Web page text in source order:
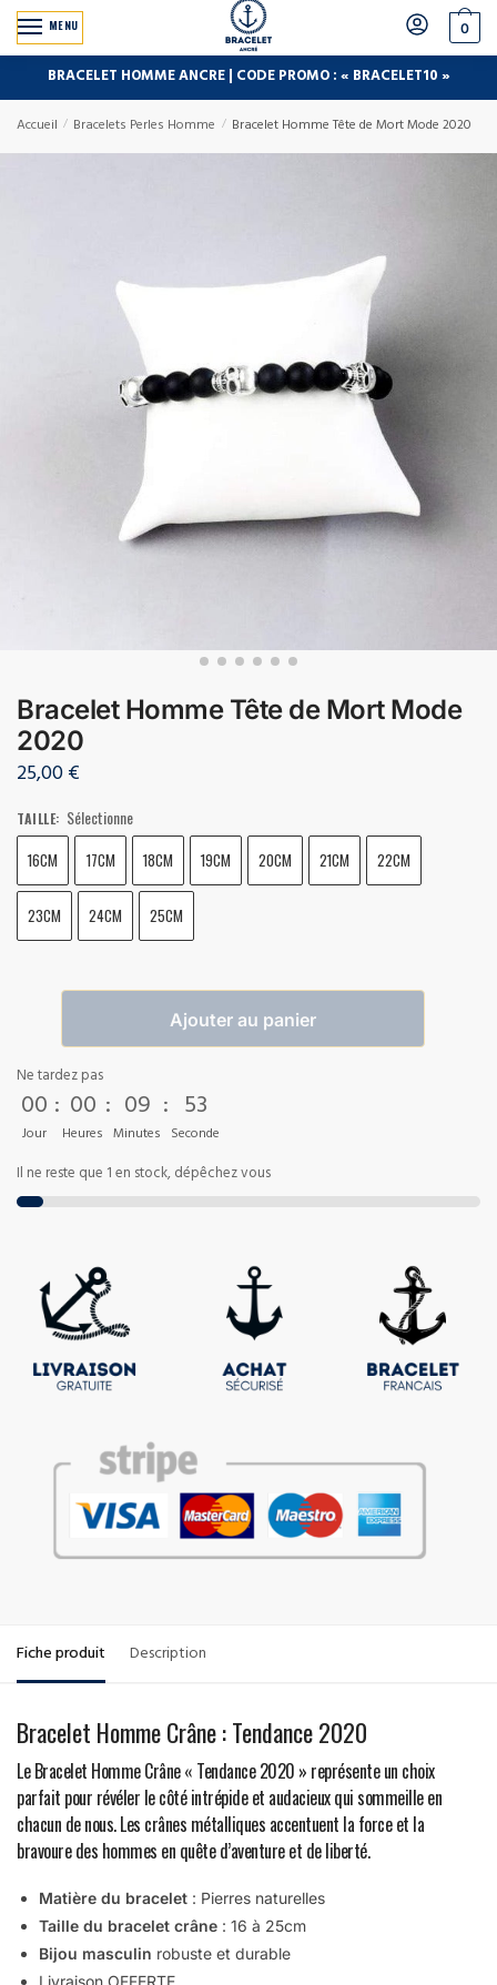
MENU 0
BRACELET HOMME ANCRE | CODE PROMO : « BRACELET10 »
Accueil / Bracelets Perles Homme / Bracelet Homme Tête de Mort Mode 2020
Bracelet Homme Tête de Mort Mode
2020
25,00€
TAILLE: Sélectionne
16CM 17CM 18CM 19CM 20CM 21CM 22CM
23CM 24CM 25CM
Ajouter au panier
Ne tardez pas
00
Jour
: 00
Heures
: 09
Minutes
: 52
Seconde
Il ne reste que 1 en stock, dépêchez vous
Fiche produit Description
Bracelet Homme Crâne : Tendance 2020
Le Bracelet Homme Crâne « Tendance 2020 » représente un choix
parfait pour révéler le côté intrépide et audacieux qui sommeille en
chacun de nous. Les crânes métalliques accentuent la force et la
bravoure des hommes en quête d’aventure et de liberté.
Matière du bracelet : Pierres naturelles
Taille du bracelet crâne : 16 à 25cm
Bijou masculin robuste et durable